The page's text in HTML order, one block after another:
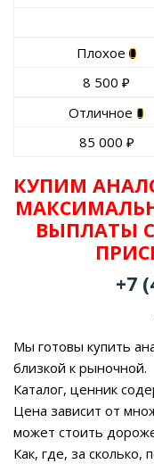
Плохое
8 500 ₽
Отличное
85 000 ₽
КУПИМ
ВЫПЛАТЫ
+7
Мы готовы купить
близкой к рыночной.
Каталог, ценник
Цена зависит от
может стоить
Как, где, за